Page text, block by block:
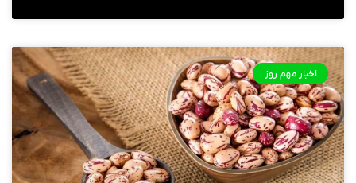
اخبار مهم روز